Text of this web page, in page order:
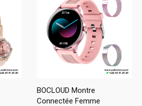
BOCLOUD Montre
Connectée Femme